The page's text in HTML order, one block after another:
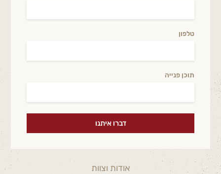
טלפון
תוכן פנייה
דברו איתנו
אודות וצוות